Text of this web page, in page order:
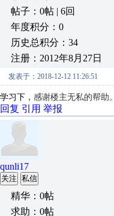
帖子：0帖 | 6回
年度积分：0
历史总积分：34
注册：2012年8月27日
发表于：2018-12-12 11:26:51
学习下， 感谢楼主无私的帮助。
回复 引用 举报
qunli17
关注 私信
精华：0帖
求助：0帖